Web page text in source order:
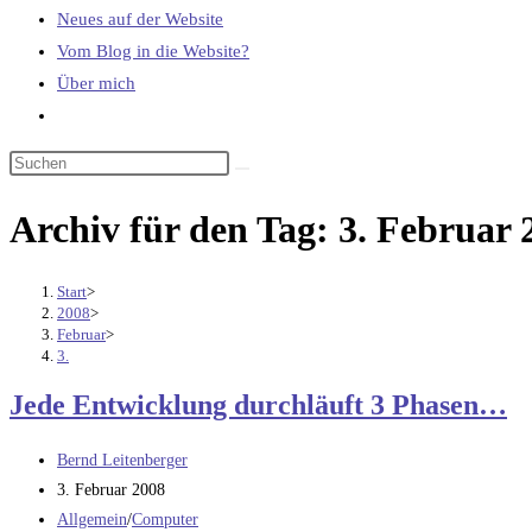
Neues auf der Website
Vom Blog in die Website?
Über mich
umschalten
Archiv für den Tag: 3. Februar
Start>
2008>
Februar>
3.
Jede Entwicklung durchläuft 3 Phasen…
Beitrags-
Autor:
Bernd Leitenberger
Beitrag
veröffentlicht:
3. Februar 2008
Beitrags-
Allgemein/Computer